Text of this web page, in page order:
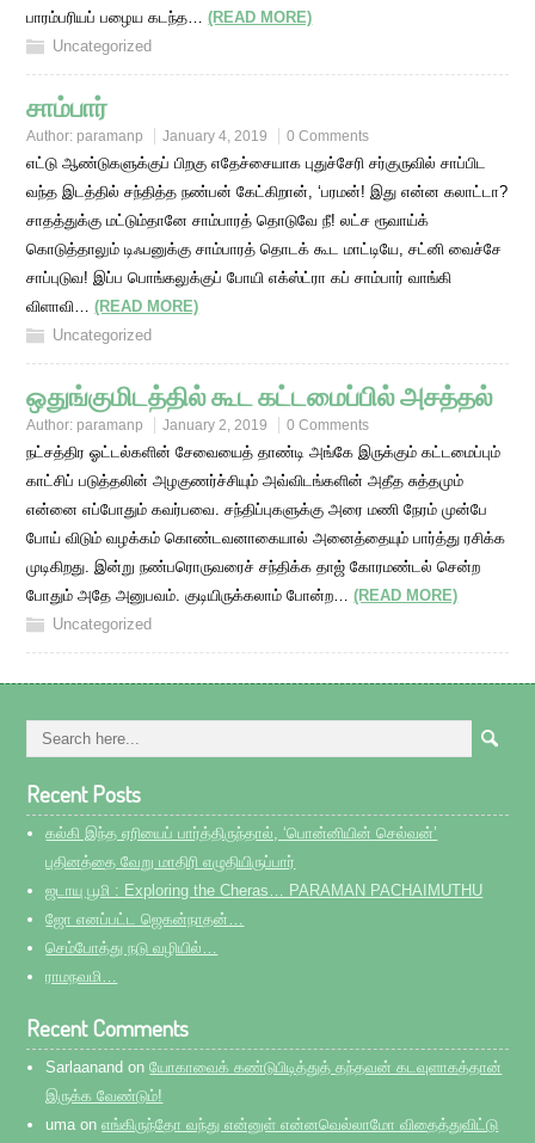
பாரம்பரியப் பழைய கடந்த…(READ MORE)
Uncategorized
சாம்பார்
Author: paramanp January 4, 2019 0 Comments
எட்டு ஆண்டுகளுக்குப் பிறகு எதேச்சையாக புதுச்சேரி சர்குருவில் சாப்பிட
வந்த இடத்தில் சந்தித்த நண்பன் கேட்கிறான், ‘பரமன்! இது என்ன கலாட்டா?
சாதத்துக்கு மட்டும்தானே சாம்பாரத் தொடுவே நீ! லட்ச ரூவாய்க்
கொடுத்தாலும் டிஃபனுக்கு சாம்பாரத் தொடக் கூட மாட்டியே, சட்னி வைச்சே
சாப்புடுவ! இப்ப பொங்கலுக்குப் போயி எக்ஸ்ட்ரா கப் சாம்பார் வாங்கி
விளாவி…(READ MORE)
Uncategorized
ஒதுங்குமிடத்தில் கூட கட்டமைப்பில் அசத்தல்
Author: paramanp January 2, 2019 0 Comments
நட்சத்திர ஓட்டல்களின் சேவையைத் தாண்டி அங்கே இருக்கும் கட்டமைப்பும்
காட்சிப் படுத்தலின் அழகுணர்ச்சியும் அவ்விடங்களின் அதீத சுத்தமும்
என்னை எப்போதும் கவர்பவை. சந்திப்புகளுக்கு அரை மணி நேரம் முன்பே
போய் விடும் வழக்கம் கொண்டவனாகையால் அனைத்தையும் பார்த்து ரசிக்க
முடிகிறது. இன்று நண்பரொருவரைச் சந்திக்க தாஜ் கோரமண்டல் சென்ற
போதும் அதே அனுபவம். குடியிருக்கலாம் போன்ற…(READ MORE)
Uncategorized
Recent Posts
கல்கி இந்த ஏரியைப் பார்த்திருந்தால், ‘பொன்னியின் செல்வன்’
புதினத்தை வேறு மாதிரி எழுதியிருப்பார்
ஜடாயு பூமி : Exploring the Cheras… PARAMAN PACHAIMUTHU
ஜோ எனப்பட்ட ஜெகன்நாதன்…
செம்போத்து நடு வழியில்…
ராமநவமி…
Recent Comments
Sarlaanand onயோகாவைக் கண்டுபிடித்துத் தந்தவன் கடவுளாகத்தான்
இருக்க வேண்டும்!
uma onஎங்கிருந்தோ வந்து என்னுள் என்னவெல்லாமோ விதைத்துவிட்டு